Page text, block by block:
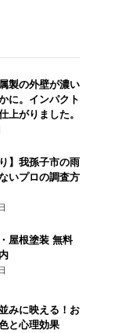
製の外壁が濃い
に。インパクト
上がりました。
】我孫子市の雨
いプロの調査方
屋根塗装 無料
みに映える！お
と心理効果